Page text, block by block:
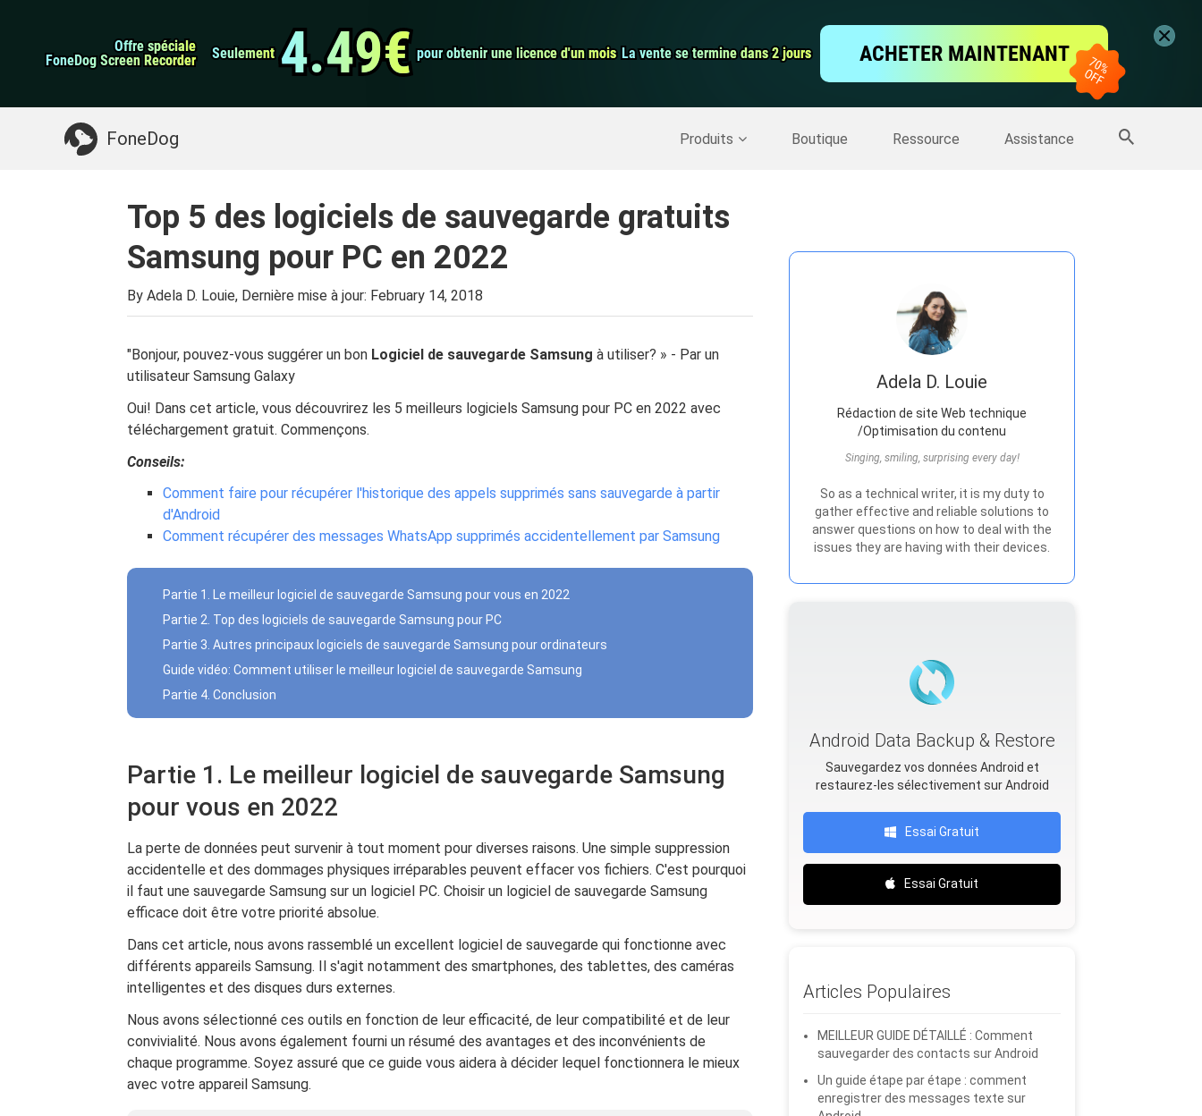
Offre spéciale
Offre spéciale
FoneDog Screen Recorder
FoneDog Screen Recorder Seulement
Seulement 4.49€
4.49€ pour obtenir une licence d'un mois
pour obtenir une licence d'un mois La vente se termine dans 2 jours
La vente se termine dans 2 jours ACHETER MAINTENANT
FoneDog Produits Boutique Ressource Assistance
Nettoyeur d'iPhone
données Android
Enregistreur d'écran
Quelque chose dont vous pourriez avoir besoin: Récupérer les données supprimées Sauvegarde IPhone>>Plus de produits
Top 5 des logiciels de sauvegarde gratuits
Samsung pour PC en 2022
By Adela D. Louie, Dernière mise à jour: February 14, 2018
"Bonjour, pouvez-vous suggérer un bon Logiciel de sauvegarde Samsung à utiliser? » - Par un
utilisateur Samsung Galaxy
Oui! Dans cet article, vous découvrirez les 5 meilleurs logiciels Samsung pour PC en 2022 avec
téléchargement gratuit. Commençons.
Conseils:
Comment faire pour récupérer l'historique des appels supprimés sans sauvegarde à partir
d'Android
Comment récupérer des messages WhatsApp supprimés accidentellement par Samsung
Partie 1. Le meilleur logiciel de sauvegarde Samsung pour vous en 2022
Partie 2. Top des logiciels de sauvegarde Samsung pour PC
Partie 3. Autres principaux logiciels de sauvegarde Samsung pour ordinateurs
Guide vidéo: Comment utiliser le meilleur logiciel de sauvegarde Samsung
Partie 4. Conclusion
Partie 1. Le meilleur logiciel de sauvegarde Samsung
pour vous en 2022
La perte de données peut survenir à tout moment pour diverses raisons. Une simple suppression
accidentelle et des dommages physiques irréparables peuvent effacer vos fichiers. C'est pourquoi
il faut une sauvegarde Samsung sur un logiciel PC. Choisir un logiciel de sauvegarde Samsung
efficace doit être votre priorité absolue.
Dans cet article, nous avons rassemblé un excellent logiciel de sauvegarde qui fonctionne avec
différents appareils Samsung. Il s'agit notamment des smartphones, des tablettes, des caméras
intelligentes et des disques durs externes.
Nous avons sélectionné ces outils en fonction de leur efficacité, de leur compatibilité et de leur
convivialité. Nous avons également fourni un résumé des avantages et des inconvénients de
chaque programme. Soyez assuré que ce guide vous aidera à décider lequel fonctionnera le mieux
avec votre appareil Samsung.
Adela D. Louie
Rédaction de site Web technique
/Optimisation du contenu
Singing, smiling, surprising every day!
So as a technical writer, it is my duty to
gather effective and reliable solutions to
answer questions on how to deal with the
issues they are having with their devices.
Android Data Backup & Restore
Sauvegardez vos données Android et
restaurez-les sélectivement sur Android
Essai Gratuit
Essai Gratuit
Articles Populaires
MEILLEUR GUIDE DÉTAILLÉ : Comment
sauvegarder des contacts sur Android
Un guide étape par étape : comment
enregistrer des messages texte sur